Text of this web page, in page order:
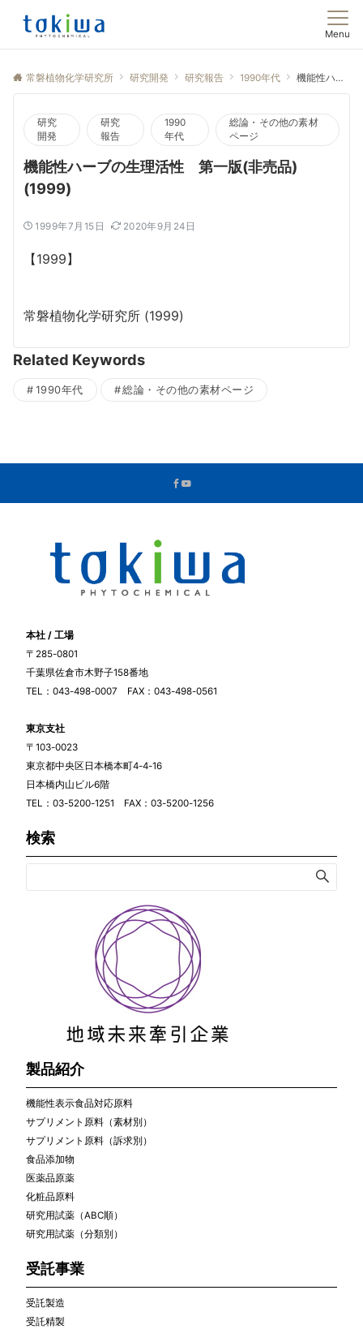
Menu
常磐植物化学研究所 研究開発 研究報告 1990年代 機能性ハーブの生理活性 第一版(非売品) (1999)
研究
開発
研究
報告
1990
年代
総論・その他の素材
ページ
機能性ハーブの生理活性 第一版(非売品)
(1999)
1999年7月15日 2020年9月24日
【1999】
常磐植物化学研究所 (1999)
Related Keywords
1990年代 総論・その他の素材ページ
本社 / 工場
〒285-0801
千葉県佐倉市木野子158番地
TEL：043-498-0007 FAX：043-498-0561
東京支社
〒103-0023
東京都中央区日本橋本町4-4-16
日本橋内山ビル6階
TEL：03-5200-1251 FAX：03-5200-1256
検索
製品紹介
機能性表示食品対応原料
サプリメント原料（素材別）
サプリメント原料（訴求別）
食品添加物
医薬品原薬
化粧品原料
研究用試薬（ABC順）
研究用試薬（分類別）
受託事業
受託製造
受託精製